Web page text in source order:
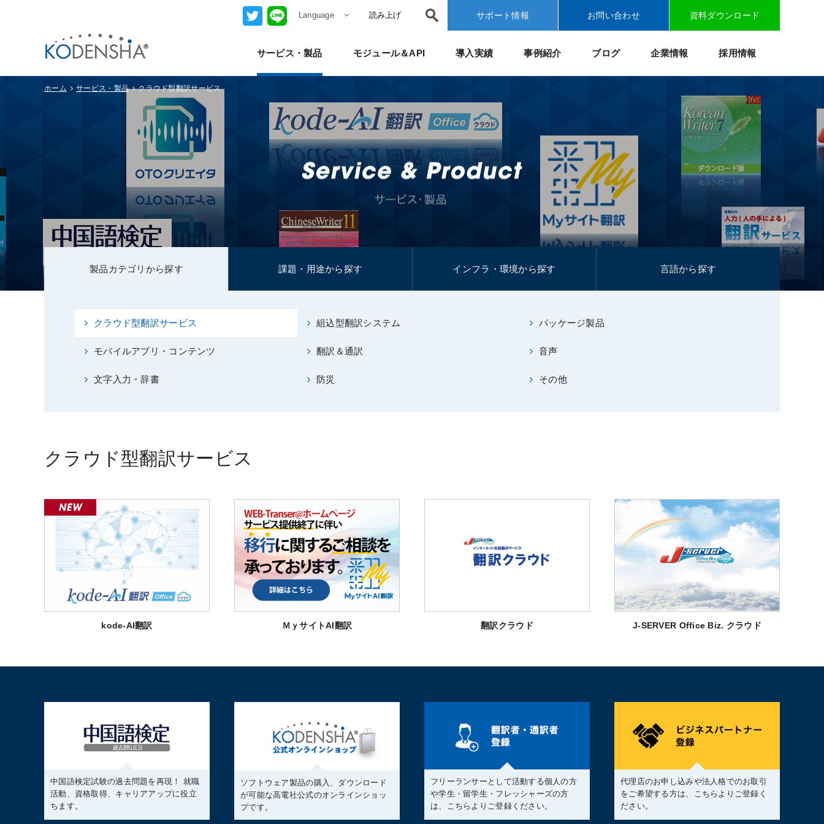
Language 読み上げ サポート情報 お問い合わせ 資料ダウンロード
サービス・製品 モジュール＆API 導入実績 事例紹介 ブログ 企業情報 採用情報
ホーム サービス・製品 クラウド型翻訳サービス
製品カテゴリから探す 課題・用途から探す インフラ・環境から探す 言語から探す
クラウド型翻訳サービス 組込型翻訳システム パッケージ製品
モバイルアプリ・コンテンツ 翻訳＆通訳 音声
文字入力・辞書 防災 その他
クラウド型翻訳サービス
kode-AI翻訳 ＭｙサイトAI翻訳 翻訳クラウド J-SERVER Office Biz. クラウド
中国語検定試験の過去問題を再現！ 就職
活動、資格取得、キャリアアップに役立
ちます。
ソフトウェア製品の購入、ダウンロード
が可能な高電社公式のオンラインショッ
プです。
フリーランサーとして活動する個人の方
や学生・留学生・フレッシャーズの方
は、こちらよりご登録ください。
代理店のお申し込みや法人格でのお取引
をご希望する方は、こちらよりご登録く
ださい。